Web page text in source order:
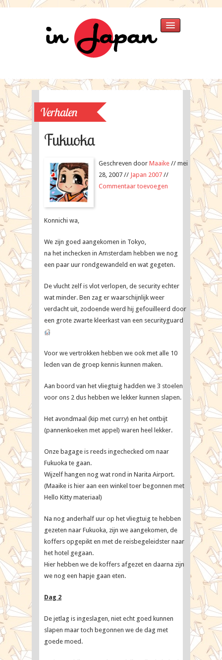
Verhalen »
Japan 2025
Japan 2018
Thailand 2015
Japan 2013
Japan 2007
Fotos
Singapore 2015
Japan 2013
Map
Travellers
Verhalen
Fukuoka
Geschreven door Maaike // mei
28, 2007 // Japan 2007 //
Commentaar toevoegen
Konnichi wa,
We zijn goed aangekomen in Tokyo,
na het inchecken in Amsterdam hebben we nog
een paar uur rondgewandeld en wat gegeten.
De vlucht zelf is vlot verlopen, de security echter
wat minder. Ben zag er waarschijnlijk weer
verdacht uit, zodoende werd hij gefouilleerd door
een grote zwarte kleerkast van een securityguard
Voor we vertrokken hebben we ook met alle 10
leden van de groep kennis kunnen maken.
Aan boord van het vliegtuig hadden we 3 stoelen
voor ons 2 dus hebben we lekker kunnen slapen.
Het avondmaal (kip met curry) en het ontbijt
(pannenkoeken met appel) waren heel lekker.
Onze bagage is reeds ingechecked om naar
Fukuoka te gaan.
Wijzelf hangen nog wat rond in Narita Airport.
(Maaike is hier aan een winkel toer begonnen met
Hello Kitty materiaal)
Na nog anderhalf uur op het vliegtuig te hebben
gezeten naar Fukuoka, zijn we aangekomen, de
koffers opgepikt en met de reisbegeleidster naar
het hotel gegaan.
Hier hebben we de koffers afgezet en daarna zijn
we nog een hapje gaan eten.
Dag 2
De jetlag is ingeslagen, niet echt goed kunnen
slapen maar toch begonnen we de dag met
goede moed.